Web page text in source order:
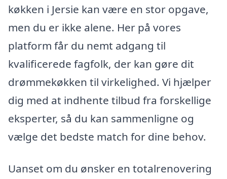
køkken i Jersie kan være en stor opgave,
men du er ikke alene. Her på vores
platform får du nemt adgang til
kvalificerede fagfolk, der kan gøre dit
drømmekøkken til virkelighed. Vi hjælper
dig med at indhente tilbud fra forskellige
eksperter, så du kan sammenligne og
vælge det bedste match for dine behov.
Uanset om du ønsker en totalrenovering